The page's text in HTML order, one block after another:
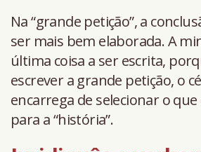
Na “grande petição”, a
ser mais bem elaborada. A
última coisa a ser escrita,
escrever a grande petição, o
encarrega de selecionar o
para a “história”.